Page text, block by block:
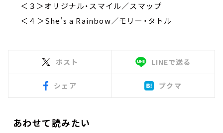
＜３＞オリジナル・スマイル／スマップ
＜４＞She's a Rainbow／モリー・タトル
ポスト LINEで送る
シェア ブクマ
あわせて読みたい